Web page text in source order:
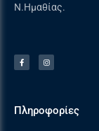
Ν.Ημαθίας.
Πληροφορίες